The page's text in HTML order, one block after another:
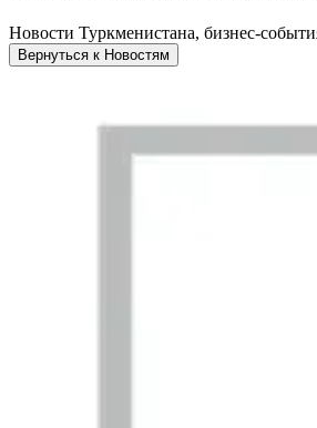
Новости Туркменистана, бизнес-
Вернуться к Новостям